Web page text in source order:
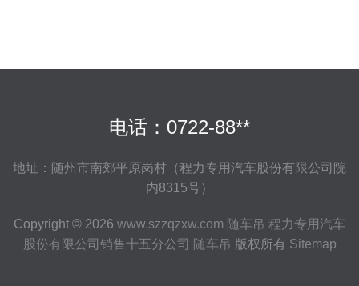
电话：0722-88**
地址：随州市南郊平原岗村（程力专用汽车股份有限公司院
内8315号）
Copyright © 2026 www.szzqzxw.com 随车吊 程力专用汽车
股份有限公司销售十五分公司 随车吊 版权所有 Sitemap